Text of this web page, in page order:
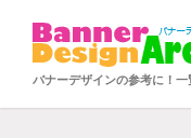
バナーデザインの参考に！一